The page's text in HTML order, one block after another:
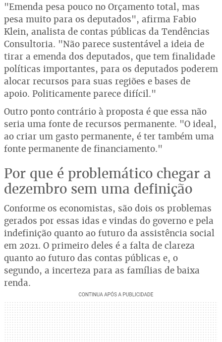
"Emenda pesa pouco no Orçamento total, mas
pesa muito para os deputados", afirma Fabio
Klein, analista de contas públicas da Tendências
Consultoria. "Não parece sustentável a ideia de
tirar a emenda dos deputados, que tem finalidade
políticas importantes, para os deputados poderem
alocar recursos para suas regiões e bases de
apoio. Politicamente parece difícil."
Outro ponto contrário à proposta é que essa não
seria uma fonte de recursos permanente. "O ideal,
ao criar um gasto permanente, é ter também uma
fonte permanente de financiamento."
Por que é problemático chegar a
dezembro sem uma definição
Conforme os economistas, são dois os problemas
gerados por essas idas e vindas do governo e pela
indefinição quanto ao futuro da assistência social
em 2021. O primeiro deles é a falta de clareza
quanto ao futuro das contas públicas e, o
segundo, a incerteza para as famílias de baixa
renda.